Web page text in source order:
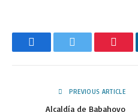
FacebookTwitter
PREVIOUS ARTICLE
Alcaldía de Babahoyo